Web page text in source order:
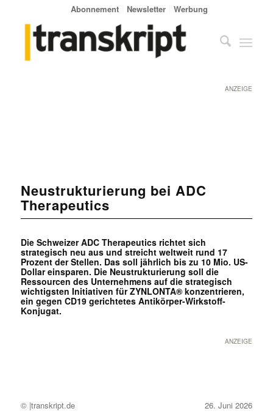
Abonnement Newsletter Werbung
ANZEIGE
Neustrukturierung bei ADC
Therapeutics
Die Schweizer ADC Therapeutics richtet sich
strategisch neu aus und streicht weltweit rund 17
Prozent der Stellen. Das soll jährlich bis zu 10 Mio. US-
Dollar einsparen. Die Neustrukturierung soll die
Ressourcen des Unternehmens auf die strategisch
wichtigsten Initiativen für ZYNLONTA® konzentrieren,
ein gegen CD19 gerichtetes Antikörper-Wirkstoff-
Konjugat.
ANZEIGE
© |transkript.de 26. Juni 2026